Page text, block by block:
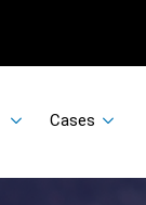
Cases